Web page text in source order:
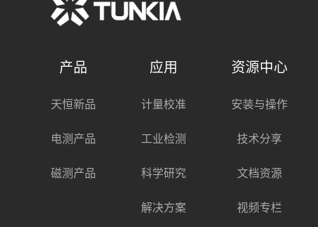
产品
天恒新品
电测产品
磁测产品
应用
计量校准
工业检测
科学研究
解决方案
资源中心
安装与操作
技术分享
文档资源
视频专栏